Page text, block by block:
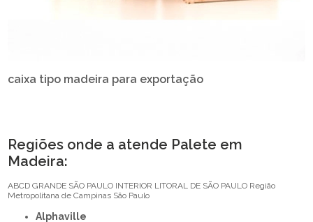
caixa tipo madeira para exportação
Regiões onde a atende Palete em
Madeira:
ABCD GRANDE SÃO PAULO INTERIOR LITORAL DE SÃO PAULO Região
Metropolitana de Campinas São Paulo
Alphaville